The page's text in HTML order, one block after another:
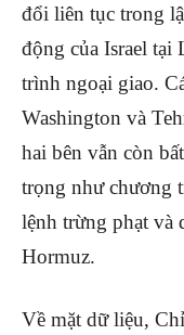
đổi liên tục trong
động của Israel tại
trình ngoại giao.
Washington và
hai bên vẫn còn
trọng như chương
lệnh trừng phạt và
Hormuz.
Về mặt dữ liệu,